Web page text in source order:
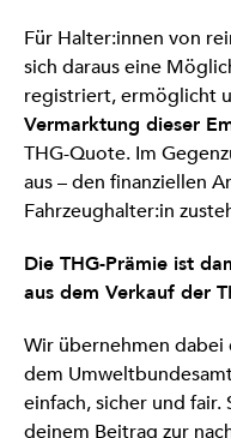
Für Halter:innen von
sich daraus eine
registriert, ermöglicht
Vermarktung dieser
THG-Quote. Im
aus – den finanziellen
Fahrzeughalter:in
Die THG-Prämie ist
aus dem Verkauf der
Wir übernehmen
dem
einfach, sicher und
deinem Beitrag zur